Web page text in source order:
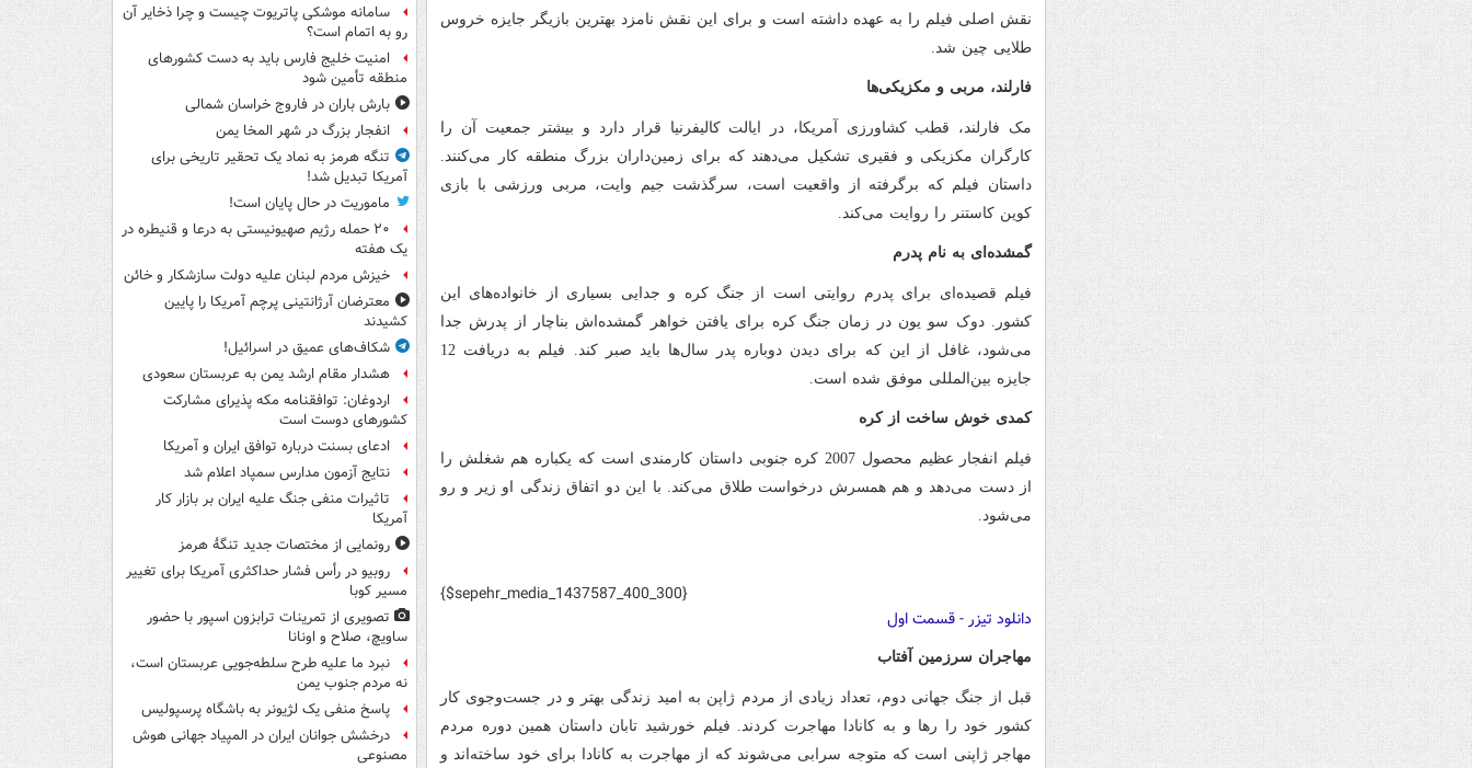
نقش اصلی فیلم را به عهده داشته است و برای این نقش نامزد بهترین بازیگر جایزه خروس
طلایی چین شد.
فارلند، مربی و مکزیکی‌ها
مک فارلند، قطب کشاورزی آمریکا، در ایالت کالیفرنیا قرار دارد و بیشتر جمعیت آن را
کارگران مکزیکی و فقیری تشکیل می‌دهند که برای زمین‌داران بزرگ منطقه کار می‌کنند.
داستان فیلم که برگرفته از واقعیت است، سرگذشت جیم وایت، مربی ورزشی با بازی
کوین کاستنر را روایت می‌کند.
گمشده‌ای به نام پدرم
فیلم قصیده‌ای برای پدرم روایتی است از جنگ کره و جدایی بسیاری از خانواده‌های این
کشور. دوک سو یون در زمان جنگ کره برای یافتن خواهر گمشده‌اش بناچار از پدرش جدا
می‌شود، غافل از این که برای دیدن دوباره پدر سال‌ها باید صبر کند. فیلم به دریافت 12
جایزه بین‌المللی موفق شده است.
کمدی خوش ساخت از کره
فیلم انفجار عظیم محصول 2007 کره جنوبی داستان کارمندی است که یکباره هم شغلش را
از دست می‌دهد و هم همسرش درخواست طلاق می‌کند. با این دو اتفاق زندگی او زیر و رو
می‌شود.
{$sepehr_media_1437587_400_300}
دانلود تیزر - قسمت اول
مهاجران سرزمین آفتاب
قبل از جنگ جهانی دوم، تعداد زیادی از مردم ژاپن به امید زندگی بهتر و در جست‌وجوی کار
کشور خود را رها و به کانادا مهاجرت کردند. فیلم خورشید تابان داستان همین دوره مردم
مهاجر ژاپنی است که متوجه سرابی می‌شوند که از مهاجرت به کانادا برای خود ساخته‌اند و
سامانه موشکی پاتریوت چیست و چرا ذخایر آن
رو به اتمام است؟
امنیت خلیج فارس باید به دست کشورهای
منطقه تأمین شود
بارش باران در فاروج خراسان شمالی
انفجار بزرگ در شهر المخا یمن
تنگه هرمز به نماد یک تحقیر تاریخی برای
آمریکا تبدیل شد!
ماموریت در حال پایان است!
۲۰ حمله رژیم صهیونیستی به درعا و قنیطره در
یک هفته
خیزش مردم لبنان علیه دولت سازشکار و خائن
معترضان آرژانتینی پرچم آمریکا را پایین
کشیدند
شکاف‌های عمیق در اسرائیل!
هشدار مقام ارشد یمن به عربستان سعودی
اردوغان: توافقنامه مکه پذیرای مشارکت
کشورهای دوست است
ادعای بسنت درباره توافق ایران و آمریکا
نتایج آزمون مدارس سمپاد اعلام شد
تاثیرات منفی جنگ علیه ایران بر بازار کار
آمریکا
رونمایی از مختصات جدید تنگۀ هرمز
روبیو در رأس فشار حداکثری آمریکا برای تغییر
مسیر کوبا
تصویری از تمرینات ترابزون اسپور با حضور
ساویچ، صلاح و اونانا
نبرد ما علیه طرح سلطه‌جویی عربستان است،
نه مردم جنوب یمن
پاسخ منفی یک لژیونر به باشگاه پرسپولیس
درخشش جوانان ایران در المپیاد جهانی هوش
مصنوعی